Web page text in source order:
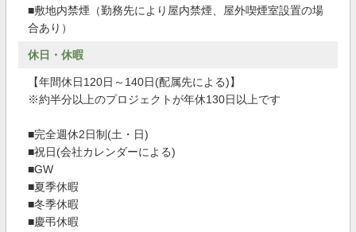
■敷地内禁煙（勤務先により屋内禁煙、屋外喫煙室設置の場
合あり）
休日・休暇
【年間休日120日～140日(配属先による)】
※約半分以上のプロジェクトが年休130日以上です
■完全週休2日制(土・日)
■祝日(会社カレンダーによる)
■GW
■夏季休暇
■冬季休暇
■慶弔休暇